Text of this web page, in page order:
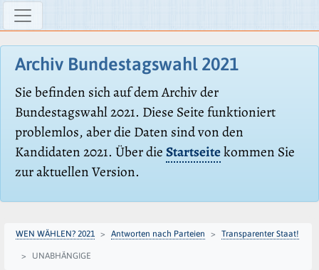
Archiv Bundestagswahl 2021
Sie befinden sich auf dem Archiv der
Bundestagswahl 2021. Diese Seite funktioniert
problemlos, aber die Daten sind von den
Kandidaten 2021. Über dieStartseitekommen Sie
zur aktuellen Version.
WEN WÄHLEN? 2021 Antworten nach Parteien Transparenter Staat!
UNABHÄNGIGE